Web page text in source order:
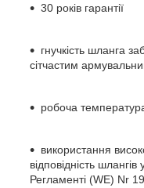
30 років гарантії
гнучкість шланга
сітчастим
робоча
використання
відповідність
Регламенті (WE) Nr